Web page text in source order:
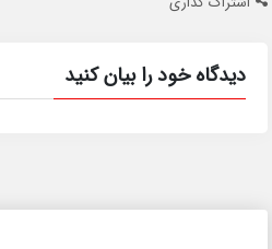
دیدگاه خود را بیان کنید